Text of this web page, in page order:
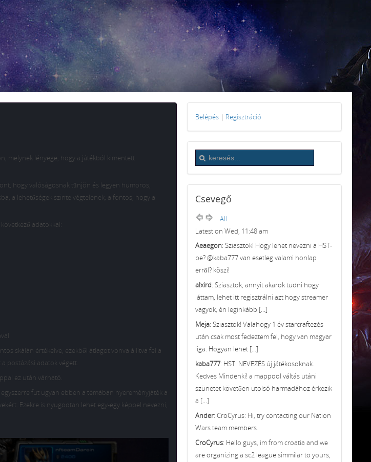
melynek lényege, hogy a játékból kimentett
hogy valóságosnak tűnjön és legyen humoros,
a lehetőségek szinte végtelenek, a fontos, hogy a
adatokkal:
skálán értékelve, ezekből átlagot vonva állítva fel a
postázási adatok végett.
ez után várható.
fut ugyan ebben a témában nyereményjáték a
Ezekre is nyugodtan lehet egy-egy képpel nevezni,
Belépés | Regisztráció
Csevegő
All
Latest on Wed, 11:48 am
Aeaegon: Sziasztok! Hogy lehet nevezni a HST-
be? @kaba777 van esetleg valami honlap
erről? köszi!
alxird: Sziasztok, annyit akarok tudni hogy
láttam, lehet itt regisztrálni azt hogy streamer
vagyok, én leginkább [...]
Meja: Sziasztok! Valahogy 1 év starcraftezés
után csak most fedeztem fel, hogy van magyar
liga. Hogyan lehet [...]
kaba777: HST: NEVEZÉS új játékosoknak.
Kedves Mindenki! a mappool váltás utáni
szünetet követően utolsó harmadához érkezik
a [...]
Ander: CroCyrus: Hi, try contacting our Nation
Wars team members.
CroCyrus: Hello guys, im from croatia and we
are organizing a sc2 league simmilar to yours,